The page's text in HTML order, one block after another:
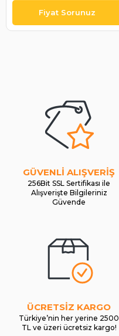
GÜVENLİ ALIŞVERİŞ
256Bit SSL Sertifikası ile
Alışverişte Bilgileriniz
Güvende
ÜCRETSİZ KARGO
Türkiye’nin her yerine 2500
TL ve üzeri ücretsiz kargo!